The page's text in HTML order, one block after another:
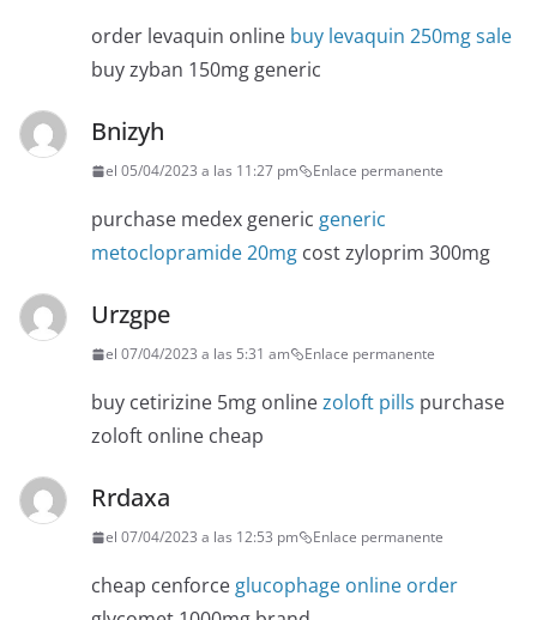
order levaquin online buy levaquin 250mg sale
buy zyban 150mg generic
Bnizyh
el 05/04/2023 a las 11:27 pm Enlace permanente
purchase medex generic generic
metoclopramide 20mg cost zyloprim 300mg
Urzgpe
el 07/04/2023 a las 5:31 am Enlace permanente
buy cetirizine 5mg onlinezoloft pills purchase
zoloft online cheap
Rrdaxa
el 07/04/2023 a las 12:53 pm Enlace permanente
cheap cenforce glucophage online order